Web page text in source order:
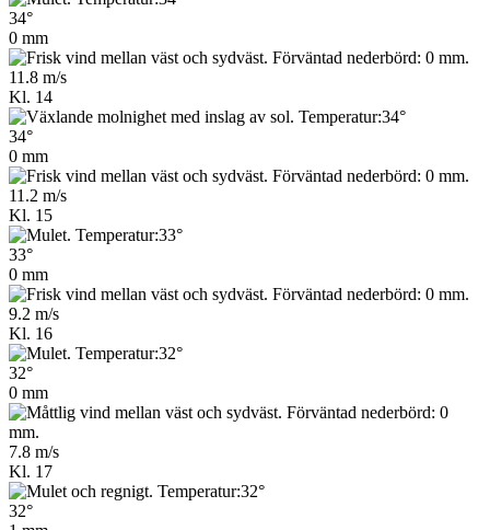
34°
0 mm
11.8 m/s
Kl. 14
34°
0 mm
11.2 m/s
Kl. 15
33°
0 mm
9.2 m/s
Kl. 16
32°
0 mm
7.8 m/s
Kl. 17
32°